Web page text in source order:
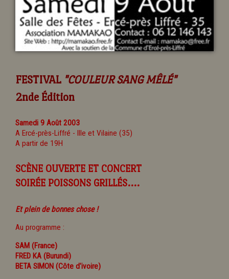
FESTIVAL "COULEUR SANG MÊLÉ"
2nde Édition
Samedi 9 Août 2003
A Ercé-près-Liffré - Ille et Vilaine (35)
A partir de 19H
SCÈNE OUVERTE ET CONCERT
SOIRÉE POISSONS GRILLÉS....
Et plein de bonnes chose !
Au programme :
SAM (France)
FRED KA (Burundi)
BETA SIMON (Côte d'ivoire)